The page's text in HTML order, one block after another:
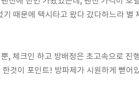
때문에 택시타고 왔다 갔다하느라 별
, 체크인 하고 방배정은 초고속으로 진
것이 포인트! 방파제가 시원하게 뻗어